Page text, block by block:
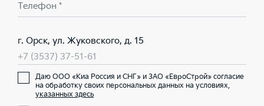
Телефон *
г. Орск, ул. Жуковского, д. 15
+7 (3537) 37-51-61
Даю ООО «Киа Россия и СНГ» и ЗАО «ЕвроСтрой» согласие
на обработку своих персональных данных на условиях,
указанных здесь